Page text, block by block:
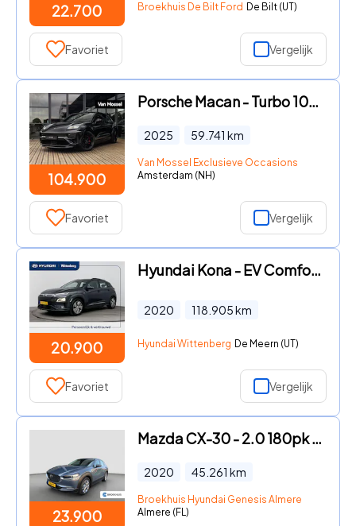
22.700 Broekhuis De Bilt Ford De Bilt (UT)
Favoriet Vergelijk
104.900
Porsche Macan - Turbo 100 kWh | SOH 100% | VIERWIELBESTURING | BIJ-RIJDERS D
2025 59.741 km
Van Mossel Exclusieve Occasions
Amsterdam (NH)
Favoriet Vergelijk
20.900
Hyundai Kona - EV Comfort 64 kWh | Trekhaak | Camera | Navi | Adoptieve cru
2020 118.905km
Hyundai Wittenberg De Meern (UT)
Favoriet Vergelijk
23.900
Mazda CX-30 - 2.0 180pk SkyActiv-X M Hybrid Comfort | Trekhaak | Camera |
2020 45.261 km
Broekhuis Hyundai Genesis Almere
Almere (FL)